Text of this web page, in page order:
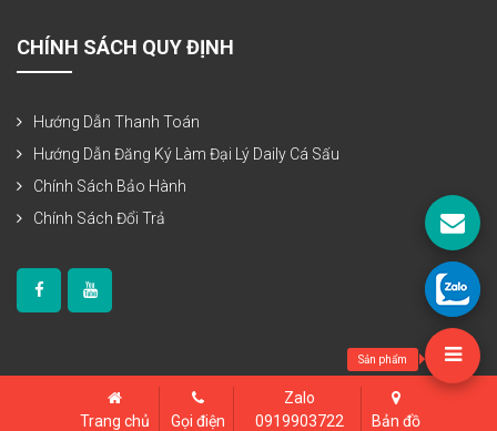
CHÍNH SÁCH QUY ĐỊNH
Hướng Dẫn Thanh Toán
Hướng Dẫn Đăng Ký Làm Đại Lý Daily Cá Sấu
Chính Sách Bảo Hành
Chính Sách Đổi Trả
Bản quyền thuộc www.dailycasau.vn
Trang chủ Gọi điện
Zalo
0919903722
Bản đồ
Sản phẩm